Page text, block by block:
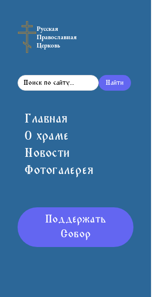
Русская
Православная
Церковь
Найти
Главная
О храме
Новости
Поддержать